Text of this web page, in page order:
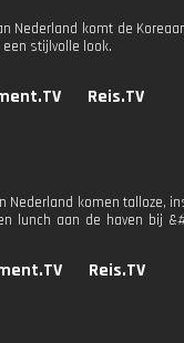
Nederland komt de
stijlvolle look.
Reis.TV
Nederland komen talloze,
lunch aan de haven bij
Reis.TV